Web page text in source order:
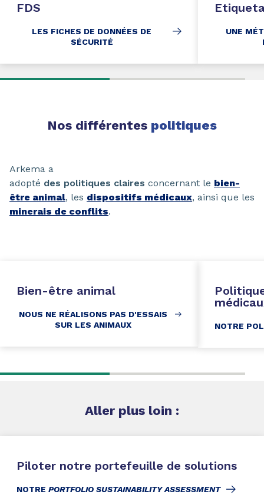
FDS
LES FICHES DE DONNÉES DE
SÉCURITÉ
UNE
Nos différentes politiques
Arkema a
adopté des politiques claires concernant le bien-
être animal, les dispositifs médicaux, ainsi que les
minerais de conflits.
Bien-être animal
NOUS NE RÉALISONS PAS D'ESSAIS
SUR LES ANIMAUX
NOTRE
Aller plus loin :
Piloter notre portefeuille de solutions
NOTRE PORTFOLIO SUSTAINABILITY ASSESSMENT